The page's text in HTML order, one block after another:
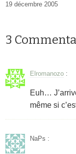
19 décembre 2005
3
Elromanozo :
Euh…
même si
NaPs :